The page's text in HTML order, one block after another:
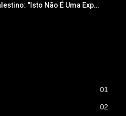
"Isto Não É Uma Exp…
01
02